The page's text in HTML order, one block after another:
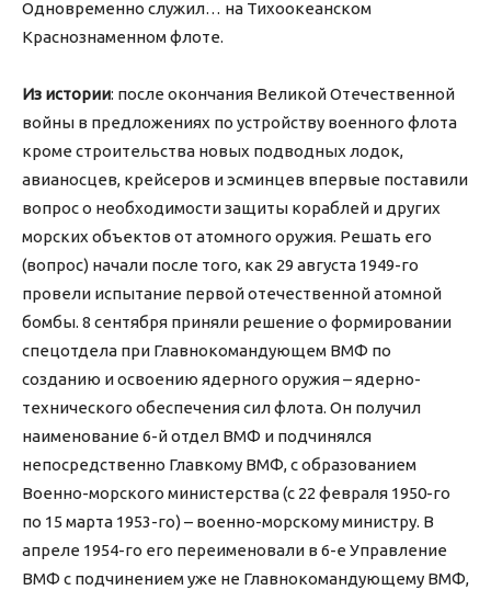
Одновременно служил… на Тихоокеанском
Краснознаменном флоте.
Из истории: после окончания Великой Отечественной
войны в предложениях по устройству военного флота
кроме строительства новых подводных лодок,
авианосцев, крейсеров и эсминцев впервые поставили
вопрос о необходимости защиты кораблей и других
морских объектов от атомного оружия. Решать его
(вопрос) начали после того, как 29 августа 1949-го
провели испытание первой отечественной атомной
бомбы. 8 сентября приняли решение о формировании
спецотдела при Главнокомандующем ВМФ по
созданию и освоению ядерного оружия – ядерно-
технического обеспечения сил флота. Он получил
наименование 6-й отдел ВМФ и подчинялся
непосредственно Главкому ВМФ, с образованием
Военно-морского министерства (с 22 февраля 1950-го
по 15 марта 1953-го) – военно-морскому министру. В
апреле 1954-го его переименовали в 6-е Управление
ВМФ с подчинением уже не Главнокомандующему ВМФ,